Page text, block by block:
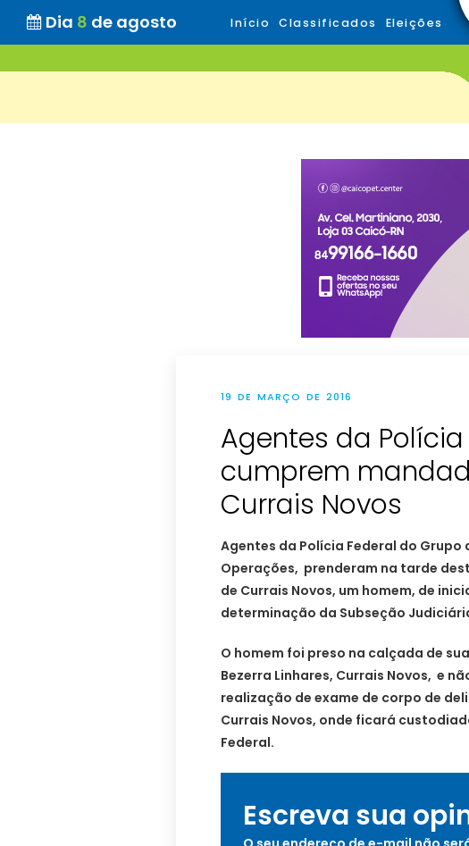
Dia 8 de agosto Início Classificados Eleições
19 DE MARÇO DE 2016
Agentes da
cumprem
Currais Novos
Agentes da Polícia Federal do Grupo
Operações, prenderam na tarde
de Currais Novos, um homem, de
determinação da Subseção
O homem foi preso na calçada de
Bezerra Linhares, Currais Novos, e
realização de exame de corpo de
Currais Novos, onde ficará
Federal.
Escreva sua